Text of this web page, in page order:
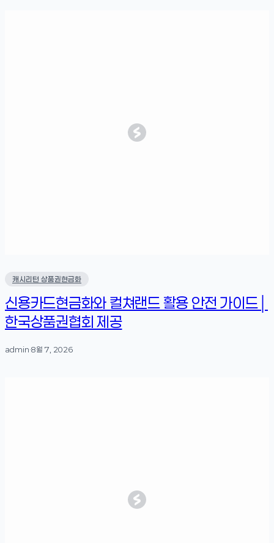
캐시리턴 상품권현금화
신용카드현금화와 컬쳐랜드 활용 안전 가이드│
한국상품권협회 제공
admin·8월 7, 2026